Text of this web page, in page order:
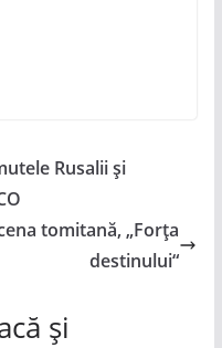
Rusalii și
tomitană, „Forța
destinului“
și